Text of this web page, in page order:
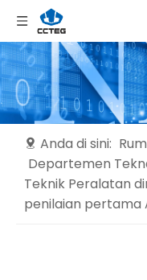
Anda di sini:
Departemen
Teknik Peralatan
penilaian pertama